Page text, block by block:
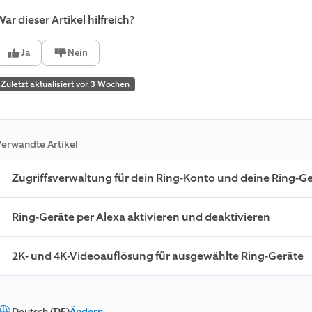
dieser Artikel hilfreich?
Ja Nein
Zuletzt aktualisiert vor 3 Wochen
Artikel
Zugriffsverwaltung für dein Ring-Konto und deine Ring-
Ring-Geräte per Alexa aktivieren und deaktivieren
2K- und 4K-Videoauflösung für ausgewählte Ring-Geräte